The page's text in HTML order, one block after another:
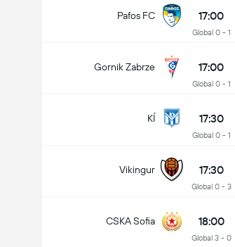
Pafos FC 17:00
Global 0 - 1
Gornik Zabrze 17:00
Global 0 - 1
KÍ 17:30
Global 0 - 1
Vikingur 17:30
Global 0 - 3
CSKA Sofia 18:00
Global 3 - 0